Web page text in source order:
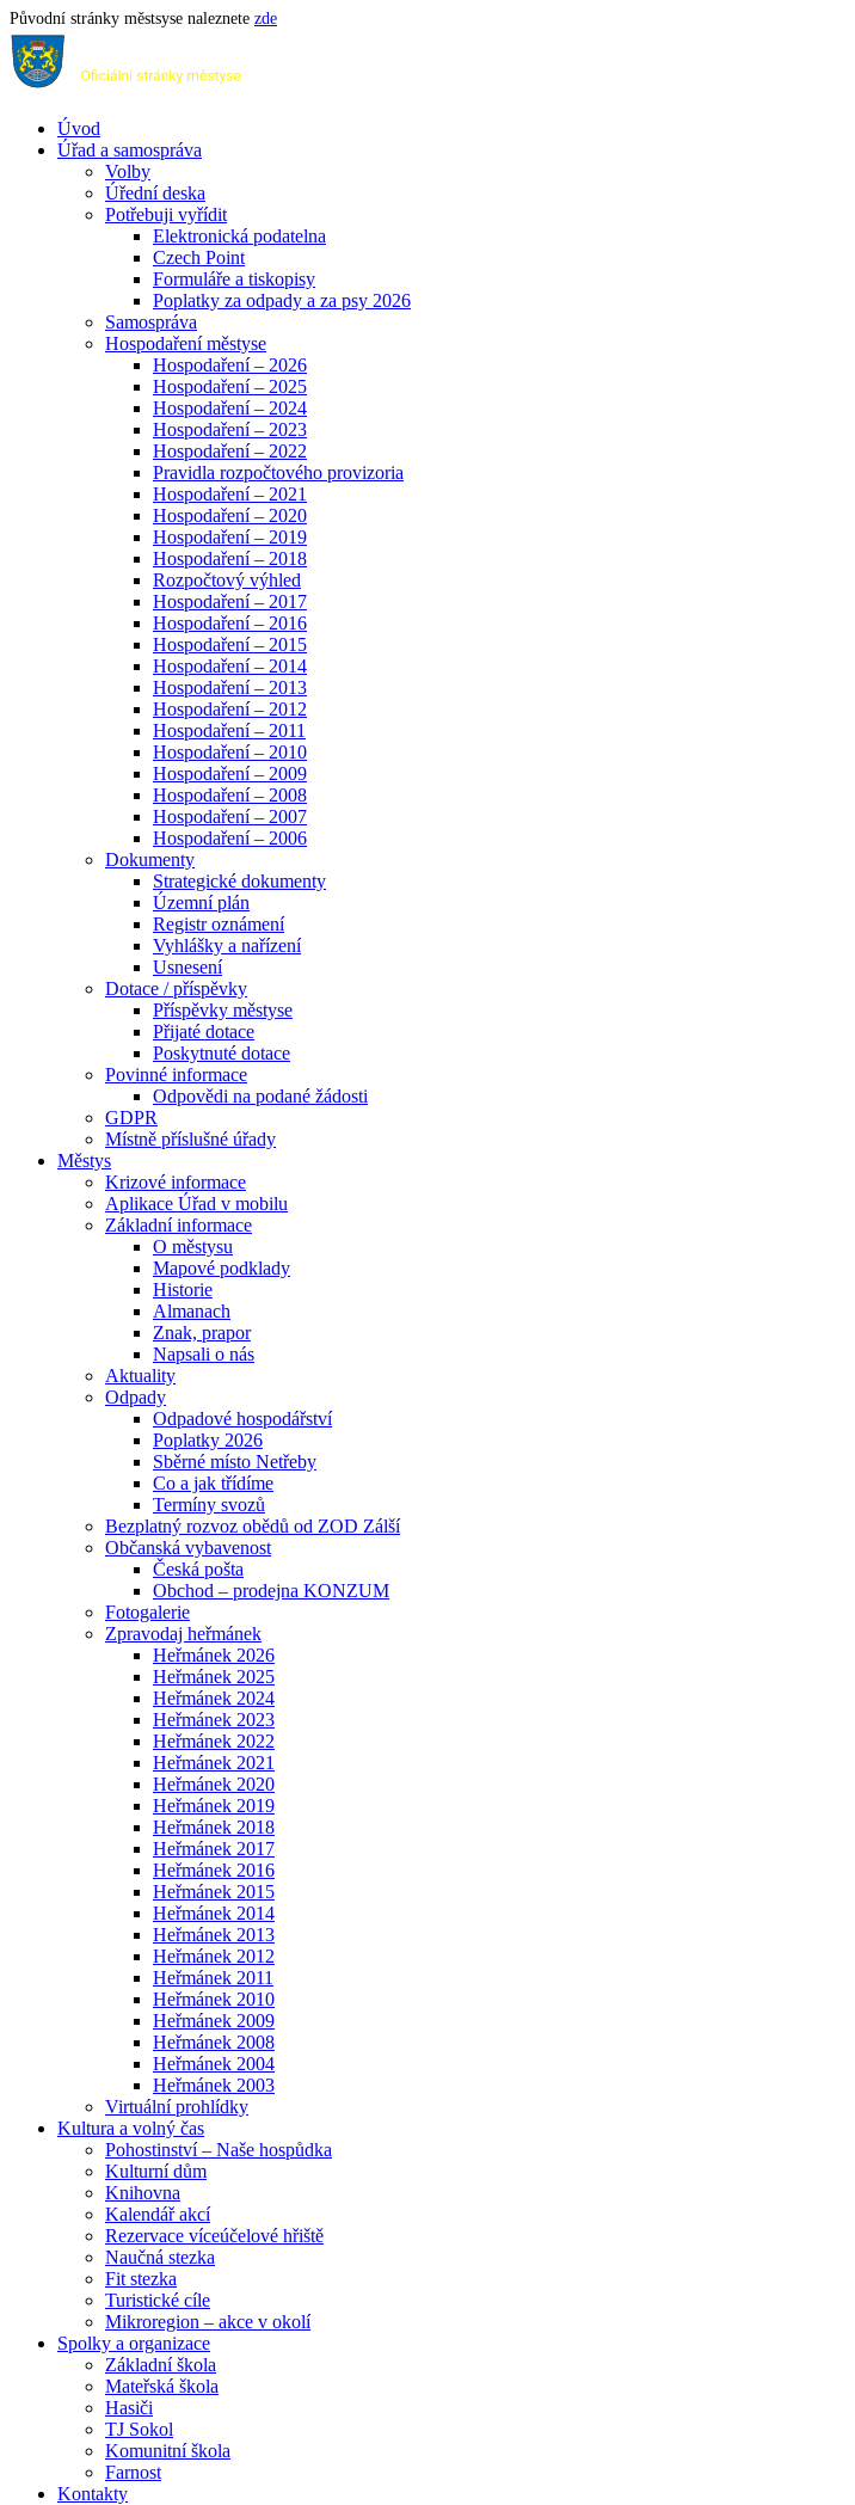
Původní stránky městsyse naleznete zde
Úvod
Úřad a samospráva
Volby
Úřední deska
Potřebuji vyřídit
Elektronická podatelna
Czech Point
Formuláře a tiskopisy
Poplatky za odpady a za psy 2026
Samospráva
Hospodaření městyse
Hospodaření – 2026
Hospodaření – 2025
Hospodaření – 2024
Hospodaření – 2023
Hospodaření – 2022
Pravidla rozpočtového provizoria
Hospodaření – 2021
Hospodaření – 2020
Hospodaření – 2019
Hospodaření – 2018
Rozpočtový výhled
Hospodaření – 2017
Hospodaření – 2016
Hospodaření – 2015
Hospodaření – 2014
Hospodaření – 2013
Hospodaření – 2012
Hospodaření – 2011
Hospodaření – 2010
Hospodaření – 2009
Hospodaření – 2008
Hospodaření – 2007
Hospodaření – 2006
Dokumenty
Strategické dokumenty
Územní plán
Registr oznámení
Vyhlášky a nařízení
Usnesení
Dotace / příspěvky
Příspěvky městyse
Přijaté dotace
Poskytnuté dotace
Povinné informace
Odpovědi na podané žádosti
GDPR
Místně příslušné úřady
Městys
Krizové informace
Aplikace Úřad v mobilu
Základní informace
O městysu
Mapové podklady
Historie
Almanach
Znak, prapor
Napsali o nás
Aktuality
Odpady
Odpadové hospodářství
Poplatky 2026
Sběrné místo Netřeby
Co a jak třídíme
Termíny svozů
Bezplatný rozvoz obědů od ZOD Zálší
Občanská vybavenost
Česká pošta
Obchod – prodejna KONZUM
Fotogalerie
Zpravodaj heřmánek
Heřmánek 2026
Heřmánek 2025
Heřmánek 2024
Heřmánek 2023
Heřmánek 2022
Heřmánek 2021
Heřmánek 2020
Heřmánek 2019
Heřmánek 2018
Heřmánek 2017
Heřmánek 2016
Heřmánek 2015
Heřmánek 2014
Heřmánek 2013
Heřmánek 2012
Heřmánek 2011
Heřmánek 2010
Heřmánek 2009
Heřmánek 2008
Heřmánek 2004
Heřmánek 2003
Virtuální prohlídky
Kultura a volný čas
Pohostinství – Naše hospůdka
Kulturní dům
Knihovna
Kalendář akcí
Rezervace víceúčelové hřiště
Naučná stezka
Fit stezka
Turistické cíle
Mikroregion – akce v okolí
Spolky a organizace
Základní škola
Mateřská škola
Hasiči
TJ Sokol
Komunitní škola
Farnost
Kontakty